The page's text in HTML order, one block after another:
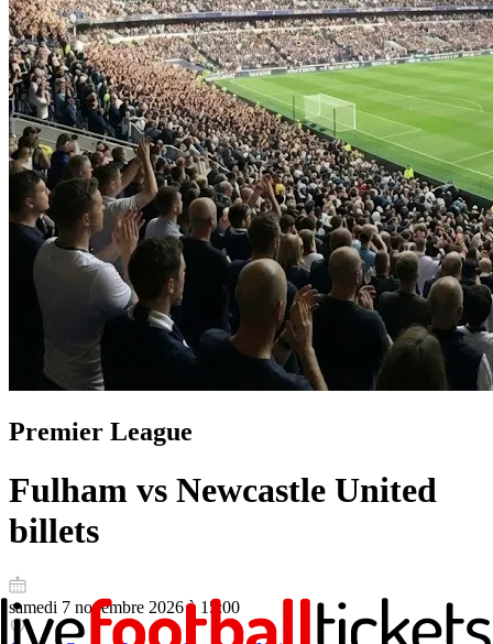
Premier League
Fulham vs Newcastle United
billets
samedi 7 novembre 2026 à 15:00